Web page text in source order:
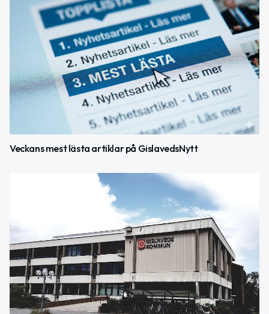
Veckans mest lästa artiklar på GislavedsNytt